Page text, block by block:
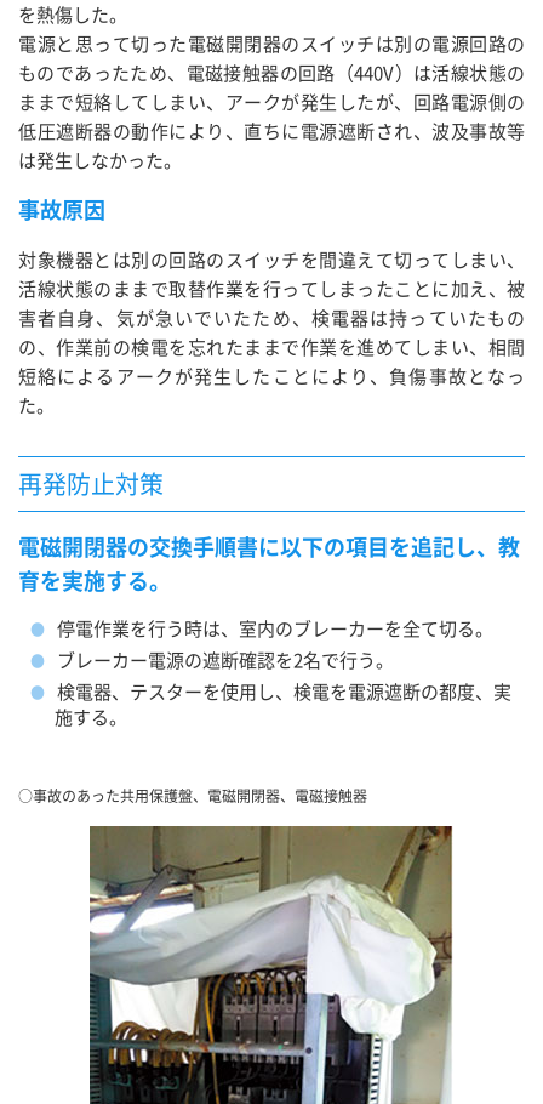
を熱傷した。
電源と思って切った電磁開閉器のスイッチは別の電源回路の
ものであったため、電磁接触器の回路（440V）は活線状態の
ままで短絡してしまい、アークが発生したが、回路電源側の
低圧遮断器の動作により、直ちに電源遮断され、波及事故等
は発生しなかった。
事故原因
対象機器とは別の回路のスイッチを間違えて切ってしまい、
活線状態のままで取替作業を行ってしまったことに加え、被
害者自身、気が急いでいたため、検電器は持っていたもの
の、作業前の検電を忘れたままで作業を進めてしまい、相間
短絡によるアークが発生したことにより、負傷事故となっ
た。
再発防止対策
電磁開閉器の交換手順書に以下の項目を追記し、教
育を実施する。
停電作業を行う時は、室内のブレーカーを全て切る。
ブレーカー電源の遮断確認を2名で行う。
検電器、テスターを使用し、検電を電源遮断の都度、実
施する。
○事故のあった共用保護盤、電磁開閉器、電磁接触器